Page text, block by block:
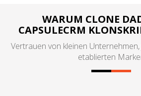
WARUM CLONE
CAPSULECRM
Vertrauen von kleinen
etablierten